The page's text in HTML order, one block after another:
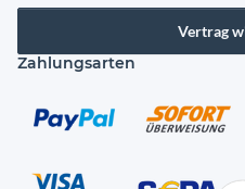
Vertrag
Zahlungsarten